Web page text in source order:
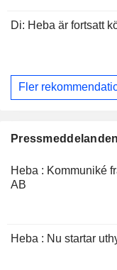
Di: Heba är fortsatt
Fler
Heba : Kommuniké
AB
Heba : Nu startar